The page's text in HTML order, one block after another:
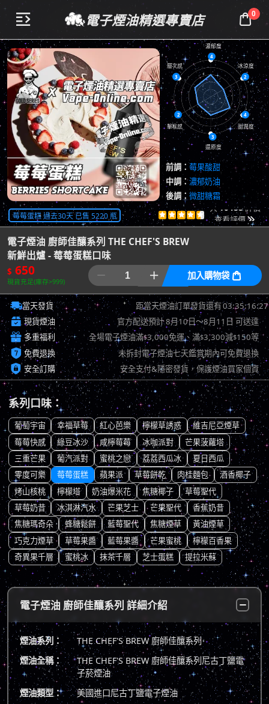
 電子煙油精選專賣店 0
4
2
4
3
2
3
濃郁度
冰涼度
甜潤度
還原度
擊喉感
層次感
前調： 莓果酸甜
中調：濃郁奶油
後調： 微甜糖霜
莓莓蛋糕 過去30天 已售 5220 瓶      共10488評價
查看評價
電子煙油 廚師佳釀系列 THE CHEF'S BREW
新鮮出爐 - 莓莓蛋糕口味
$ 650
現貨充足(庫存>999)
  加入購物袋 
當天發貨 距當天煙油訂單發貨還有03:35:15:51
 現貨煙油 官方配送預計8月10日～8月11日 可送達
 多重福利 全場電子煙油滿$3,000免運、滿$3,300減$150等
 免費退換 未拆封電子煙油七天鑑賞期內可免費退換
 安全訂購 安全支付&隱密發貨，保護煙油買家個資
系列口味：
葡萄宇宙 幸福草莓 紅心芭樂 檸檬草誘惑
維吉尼亞煙草
莓莓快感
綠豆冰沙 咸檸莓莓 冰咖派對
芒果菠蘿塔
三重芒果
葡汽派對 蜜桃之戀 荔荔西瓜冰
夏日西瓜
零度可樂
莓莓蛋糕 蘋果派 草莓餅乾 肉桂麵包
酒香椰子
烤山核桃
檸檬塔 奶油爆米花 焦糖椰子
草莓聖代
草莓奶昔
冰淇淋汽水 芒果芝士 芒果聖代
香蕉奶昔
焦糖瑪奇朵
蜂糖鬆餅 藍莓聖代 焦糖煙草
黃油煙草
巧克力煙草
草莓果醬 藍莓果醬 芒果蜜桃
檸檬百香果
奇異果千層
蜜桃冰 抹茶千層 芝士蛋糕 提拉米蘇
電子煙油 廚師佳釀系列 詳細介紹
煙油系列：
THE CHEF'S BREW 廚師佳釀系列
煙油全稱：
THE CHEF'S BREW 廚師佳釀系列尼古丁鹽電
子菸煙油
煙油類型：
美國進口尼古丁鹽電子煙油